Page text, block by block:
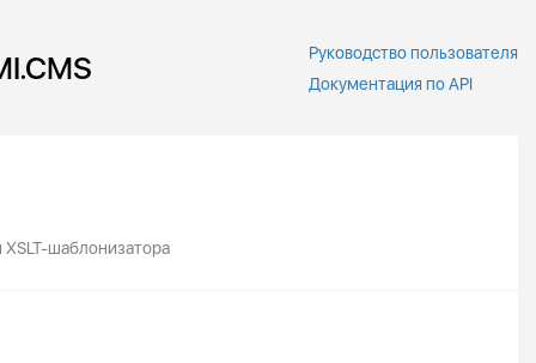
Руководство пользователя
Документация по API
шаблонизатора